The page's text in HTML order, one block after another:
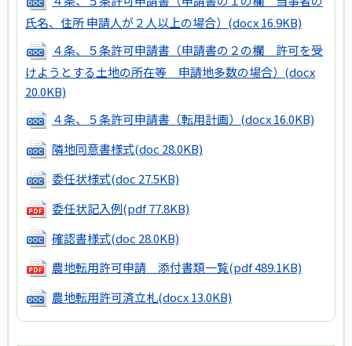
氏名、住所 申請人が２人以上の場合） (docx 16.9KB)
４条、５条許可申請書（申請書の２の欄 許可を受
けようとする土地の所在等 申請地多数の場合） (docx
20.0KB)
４条、５条許可申請書（転用計画） (docx 16.0KB)
隣地同意書様式(doc 28.0KB)
委任状様式(doc 27.5KB)
委任状記入例(pdf 77.8KB)
確認書様式(doc 28.0KB)
農地転用許可申請 添付書類一覧(pdf 489.1KB)
農地転用許可済立札(docx 13.0KB)